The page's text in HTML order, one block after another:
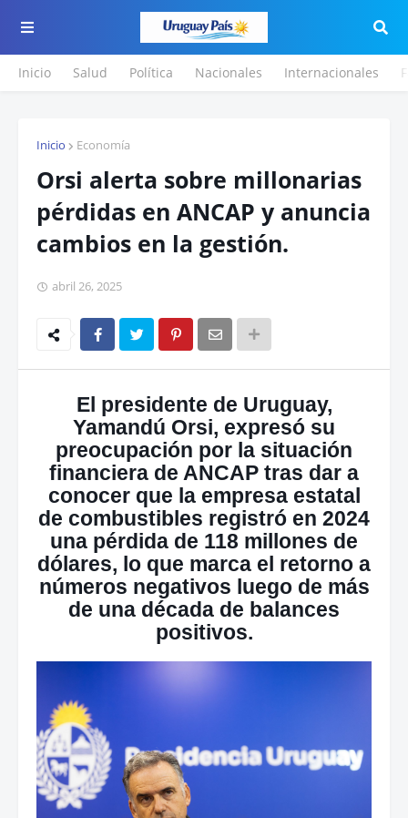
Inicio Salud Política Nacionales Internacionales
Inicio Economía
Orsi alerta sobre millonarias
pérdidas en ANCAP y anuncia
cambios en la gestión.
abril 26, 2025
El presidente de Uruguay,
Yamandú Orsi, expresó su
preocupación por la situación
financiera de ANCAP tras dar a
conocer que la empresa estatal
de combustibles registró en 2024
una pérdida de 118 millones de
dólares, lo que marca el retorno a
números negativos luego de más
de una década de balances
positivos.